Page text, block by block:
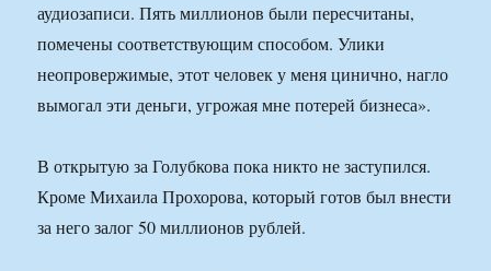
аудиозаписи. Пять миллионов были пересчитаны,
помечены соответствующим способом. Улики
неопровержимые, этот человек у меня цинично, нагло
вымогал эти деньги, угрожая мне потерей бизнеса».
В открытую за Голубкова пока никто не заступился.
Кроме Михаила Прохорова, который готов был внести
за него залог 50 миллионов рублей.